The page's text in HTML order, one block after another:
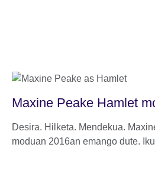
Maxine Peake Hamlet
Desira. Hilketa. Mendekua.
moduan 2016an emango dute.